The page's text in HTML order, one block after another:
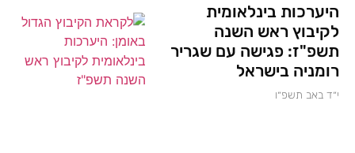
היערכות בינלאומית
לקיבוץ ראש השנה
תשפ"ז: פגישה עם שגריר
רומניה בישראל
י״ד באב תשפ״ו